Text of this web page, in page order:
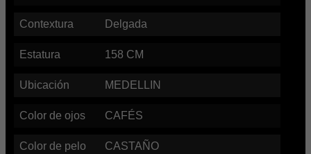
Contextura Delgada
Estatura 158 CM
Ubicación MEDELLIN
Color de ojos CAFÉS
Color de pelo CASTAÑO